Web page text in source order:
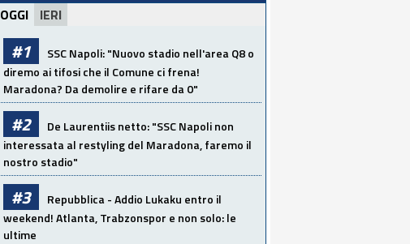
OGGI IERI
#1
SSC Napoli: "Nuovo stadio nell'area Q8 o
diremo ai tifosi che il Comune ci frena!
Maradona? Da demolire e rifare da 0"
#2
De Laurentiis netto: "SSC Napoli non
interessata al restyling del Maradona, faremo il
nostro stadio"
#3
Repubblica - Addio Lukaku entro il
weekend! Atlanta, Trabzonspor e non solo: le
ultime